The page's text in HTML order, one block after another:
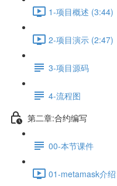
1-项目概述 (3:44)
2-项目演示 (2:47)
3-项目源码
4-流程图
第二章:合约编写
00-本节课件
01-metamask介